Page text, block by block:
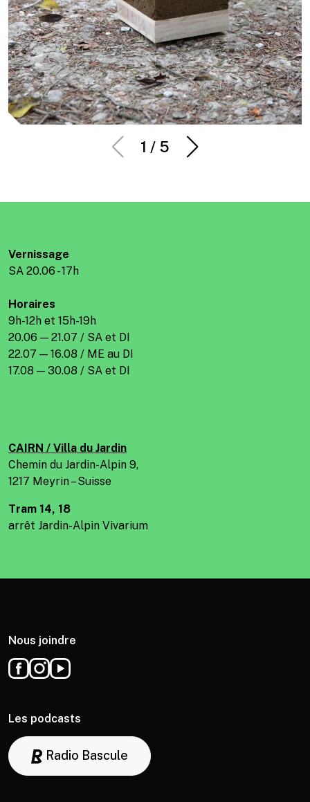
1 / 5
Vernissage
SA 20.06 - 17h
Horaires
9h-12h et 15h-19h
20.06 — 21.07 / SA et DI
22.07 — 16.08 / ME au DI
17.08 — 30.08 / SA et DI
CAIRN / Villa du Jardin
Chemin du Jardin-Alpin 9,
1217 Meyrin – Suisse
Tram 14, 18
arrêt Jardin-Alpin Vivarium
Nous joindre
Les podcasts
Radio Bascule